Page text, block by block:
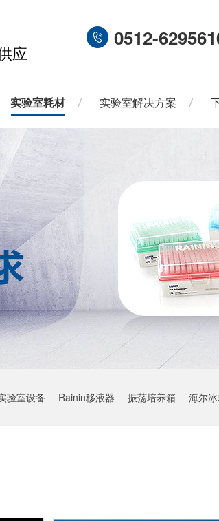
应
0512-
实验室耗材 实验室解决方案
验室设备 Rainin移液器 振荡培养箱 海尔